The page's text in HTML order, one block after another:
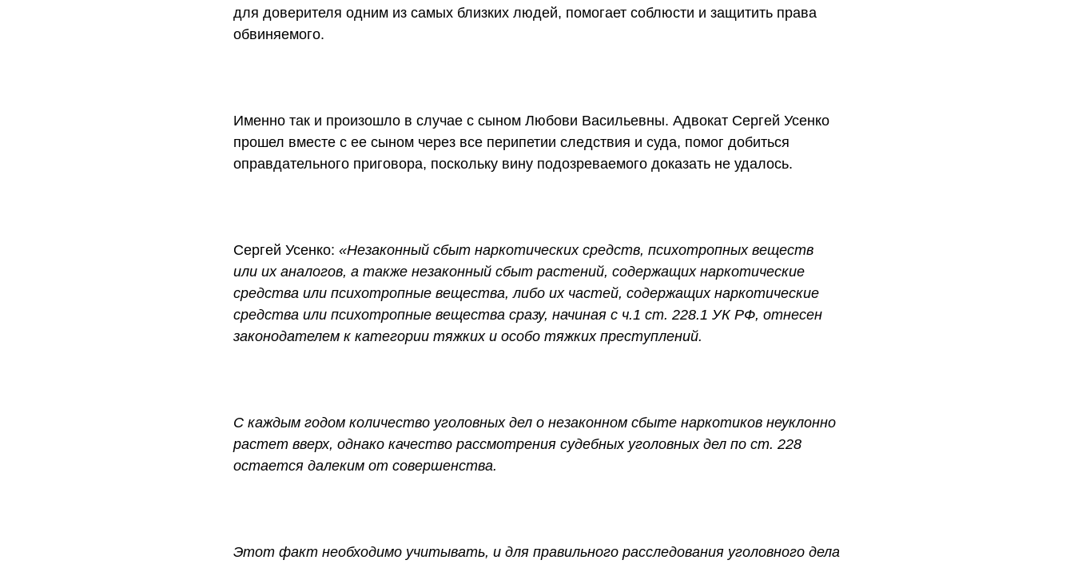
для доверителя одним из самых близких людей, помогает соблюсти и защитить права
обвиняемого.
Именно так и произошло в случае с сыном Любови Васильевны. Адвокат Сергей Усенко
прошел вместе с ее сыном через все перипетии следствия и суда, помог добиться
оправдательного приговора, поскольку вину подозреваемого доказать не удалось.
Сергей Усенко: «Незаконный сбыт наркотических средств, психотропных веществ
или их аналогов, а также незаконный сбыт растений, содержащих наркотические
средства или психотропные вещества, либо их частей, содержащих наркотические
средства или психотропные вещества сразу, начиная с ч.1 ст. 228.1 УК РФ, отнесен
законодателем к категории тяжких и особо тяжких преступлений.
С каждым годом количество уголовных дел о незаконном сбыте наркотиков неуклонно
растет вверх, однако качество рассмотрения судебных уголовных дел по ст. 228
остается далеким от совершенства.
Этот факт необходимо учитывать, и для правильного расследования уголовного дела